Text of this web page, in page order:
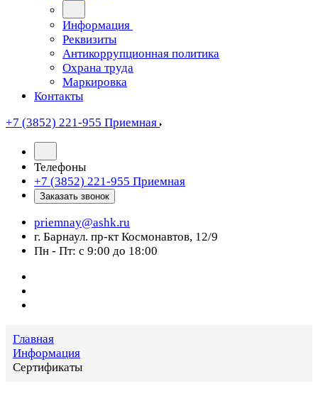
Информация
Реквизиты
Антикоррупционная политика
Охрана труда
Маркировка
Контакты
+7 (3852) 221-955 Приемная
Телефоны
+7 (3852) 221-955 Приемная
Заказать звонок
priemnay@ashk.ru
г. Барнаул. пр-кт Космонавтов, 12/9
Пн - Пт: с 9:00 до 18:00
Главная
Информация
Сертификаты